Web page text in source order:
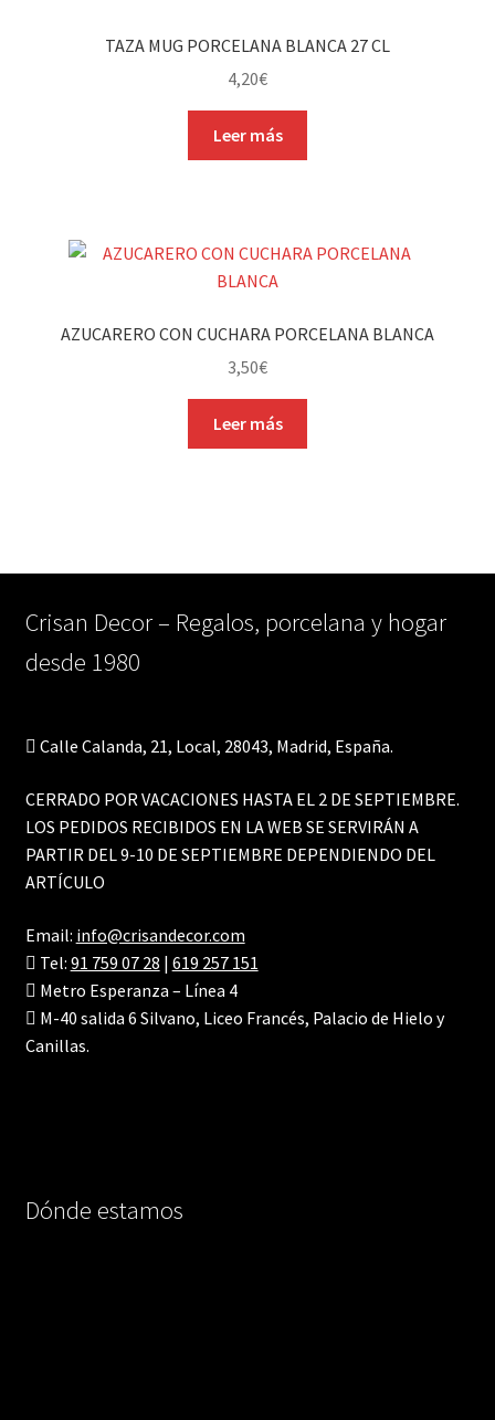
TAZA MUG PORCELANA BLANCA 27 CL
4,20€
Leer más
AZUCARERO CON CUCHARA PORCELANA BLANCA
3,50€
Leer más
Crisan Decor – Regalos, porcelana y hogar
desde 1980
Calle Calanda, 21, Local, 28043, Madrid, España.
CERRADO POR VACACIONES HASTA EL 2 DE SEPTIEMBRE.
LOS PEDIDOS RECIBIDOS EN LA WEB SE SERVIRÁN A
PARTIR DEL 9-10 DE SEPTIEMBRE DEPENDIENDO DEL
ARTÍCULO
Email: info@crisandecor.com
Tel: 91 759 07 28 | 619 257 151
Metro Esperanza – Línea 4
M-40 salida 6 Silvano, Liceo Francés, Palacio de Hielo y
Canillas.
Dónde estamos